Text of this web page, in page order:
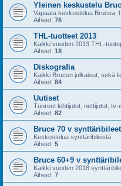
Yleinen keskustelu
Vapaata keskustelua Brucea,
Aiheet: 76
THL-tuotteet 2013
Kaikki vuoden 2013 THL-
Aiheet: 18
Diskografia
Kaikki Brucen julkaisut, sekä
Aiheet: 84
Uutiset
Tuoreet lehtijutut, nettijutut, tv-
Aiheet: 82
Bruce 70 v
Keskustelua synttäribileistä
Aiheet: 5
Bruce 60+9 v
Kaikki vuoden 2018
Aiheet: 7